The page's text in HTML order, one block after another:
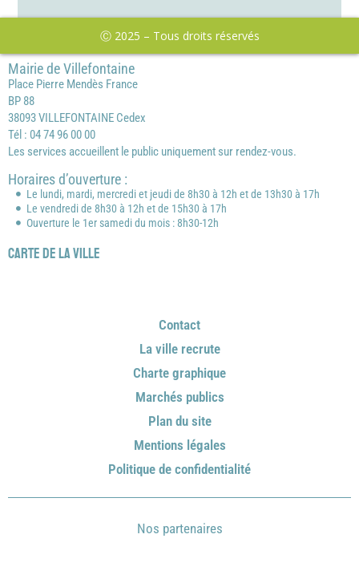
Ⓒ 2025 – Tous droits réservés
Mairie de Villefontaine
Place Pierre Mendès France
BP 88
38093 VILLEFONTAINE Cedex
Tél : 04 74 96 00 00
Les services accueillent le public uniquement sur rendez-vous.
Horaires d’ouverture :
Le lundi, mardi, mercredi et jeudi de 8h30 à 12h et de 13h30 à 17h
Le vendredi de 8h30 à 12h et de 15h30 à 17h
Ouverture le 1er samedi du mois : 8h30-12h
Carte de la ville
Contact
La ville recrute
Charte graphique
Marchés publics
Plan du site
Mentions légales
Politique de confidentialité
Nos partenaires